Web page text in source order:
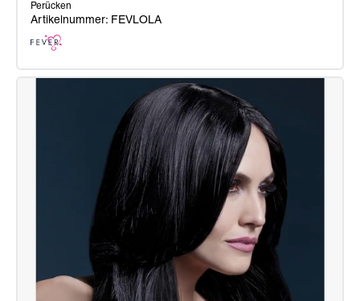
Fever
Perücken
Artikelnummer: FEVLOLA